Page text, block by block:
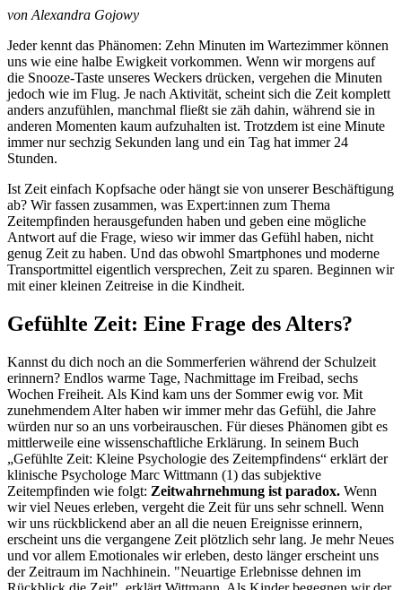
von Alexandra Gojowy
Jeder kennt das Phänomen: Zehn Minuten im Wartezimmer können
uns wie eine halbe Ewigkeit vorkommen. Wenn wir morgens auf
die Snooze-Taste unseres Weckers drücken, vergehen die Minuten
jedoch wie im Flug. Je nach Aktivität, scheint sich die Zeit komplett
anders anzufühlen, manchmal fließt sie zäh dahin, während sie in
anderen Momenten kaum aufzuhalten ist. Trotzdem ist eine Minute
immer nur sechzig Sekunden lang und ein Tag hat immer 24
Stunden.
Ist Zeit einfach Kopfsache oder hängt sie von unserer Beschäftigung
ab? Wir fassen zusammen, was Expert:innen zum Thema
Zeitempfinden herausgefunden haben und geben eine mögliche
Antwort auf die Frage, wieso wir immer das Gefühl haben, nicht
genug Zeit zu haben. Und das obwohl Smartphones und moderne
Transportmittel eigentlich versprechen, Zeit zu sparen. Beginnen wir
mit einer kleinen Zeitreise in die Kindheit.
Gefühlte Zeit: Eine Frage des Alters?
Kannst du dich noch an die Sommerferien während der Schulzeit
erinnern? Endlos warme Tage, Nachmittage im Freibad, sechs
Wochen Freiheit. Als Kind kam uns der Sommer ewig vor. Mit
zunehmendem Alter haben wir immer mehr das Gefühl, die Jahre
würden nur so an uns vorbeirauschen. Für dieses Phänomen gibt es
mittlerweile eine wissenschaftliche Erklärung. In seinem Buch
„Gefühlte Zeit: Kleine Psychologie des Zeitempfindens“ erklärt der
klinische Psychologe Marc Wittmann (1) das subjektive
Zeitempfinden wie folgt: Zeitwahrnehmung ist paradox. Wenn
wir viel Neues erleben, vergeht die Zeit für uns sehr schnell. Wenn
wir uns rückblickend aber an all die neuen Ereignisse erinnern,
erscheint uns die vergangene Zeit plötzlich sehr lang. Je mehr Neues
und vor allem Emotionales wir erleben, desto länger erscheint uns
der Zeitraum im Nachhinein. "Neuartige Erlebnisse dehnen im